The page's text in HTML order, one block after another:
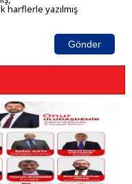
harflerle yazılmış
Gönder